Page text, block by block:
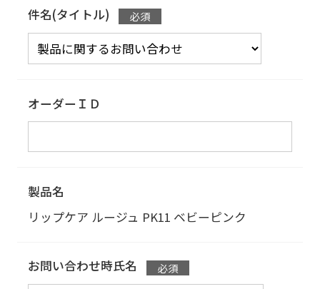
件名(タイトル)
オーダーＩＤ
製品名
リップケア ルージュ PK11 ベビーピンク
お問い合わせ時氏名